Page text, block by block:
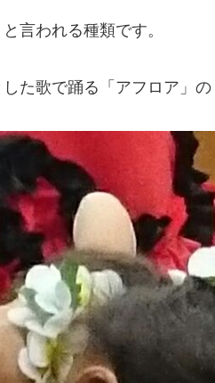
言われる種類です。
た歌で踊る「アフロア」の